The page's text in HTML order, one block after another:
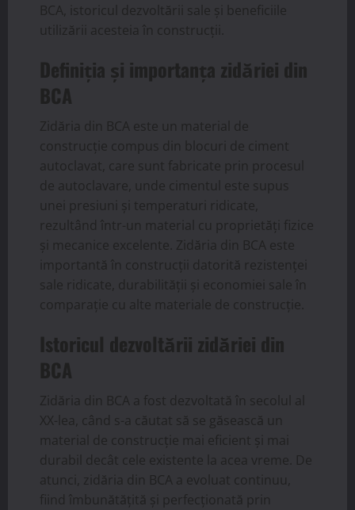
BCA, istoricul dezvoltării sale și beneficiile
utilizării acesteia în construcții.
Definiția și importanța zidăriei din
BCA
Zidăria din BCA este un material de
construcție compus din blocuri de ciment
autoclavat, care sunt fabricate prin procesul
de autoclavare, unde cimentul este supus
unei presiuni și temperaturi ridicate,
rezultând într-un material cu proprietăți fizice
și mecanice excelente. Zidăria din BCA este
importantă în construcții datorită rezistenței
sale ridicate, durabilității și economiei sale în
comparație cu alte materiale de construcție.
Istoricul dezvoltării zidăriei din
BCA
Zidăria din BCA a fost dezvoltată în secolul al
XX-lea, când s-a căutat să se găsească un
material de construcție mai eficient și mai
durabil decât cele existente la acea vreme. De
atunci, zidăria din BCA a evoluat continuu,
fiind îmbunătățită și perfecționată prin